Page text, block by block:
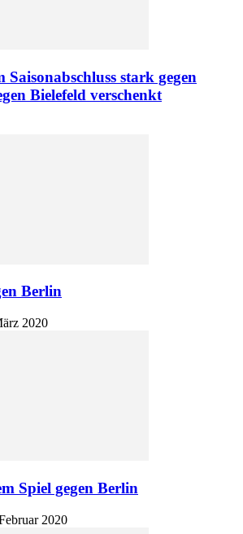
stark gegen
Bielefeld verschenkt
Berlin
2020
Spiel gegen Berlin
2020